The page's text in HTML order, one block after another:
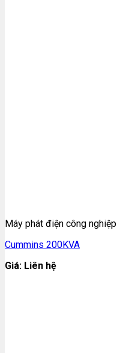
Máy phát điện công nghiệp
Cummins 200KVA
Giá: Liên hệ